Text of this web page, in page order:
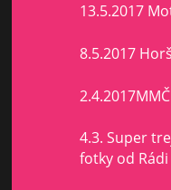
13.5.2017
8.5.2017
4.3. Super
fotky od Rádi